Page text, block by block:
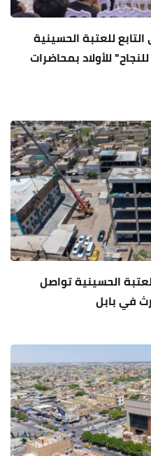
للعتبة الحسينية
للأولاد بمحاضرات
الحسينية تواصل
في بابل